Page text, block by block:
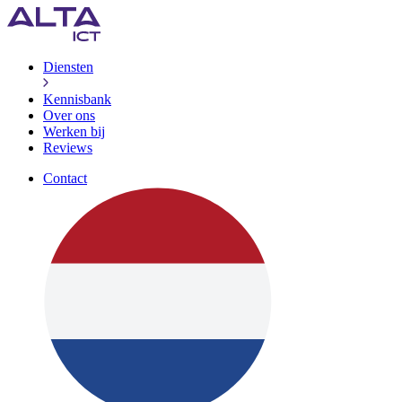
Diensten
Kennisbank
Over ons
Werken bij
Reviews
Contact